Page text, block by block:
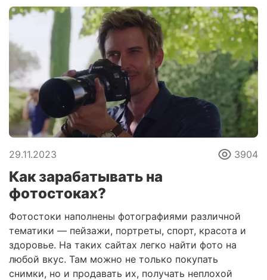
29.11.2023 3904
Как зарабатывать на
фотостоках?
Фотостоки наполнены фотографиями различной
тематики — пейзажи, портреты, спорт, красота и
здоровье. На таких сайтах легко найти фото на
любой вкус. Там можно не только покупать
снимки, но и продавать их, получать неплохой